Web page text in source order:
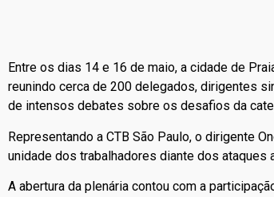
Entre os dias 14 e 16 de maio, a cidade de
reunindo cerca de 200 delegados, dirigentes
de intensos debates sobre os desafios da
Representando a CTB São Paulo, o dirigente
unidade dos trabalhadores diante dos
A abertura da plenária contou com a